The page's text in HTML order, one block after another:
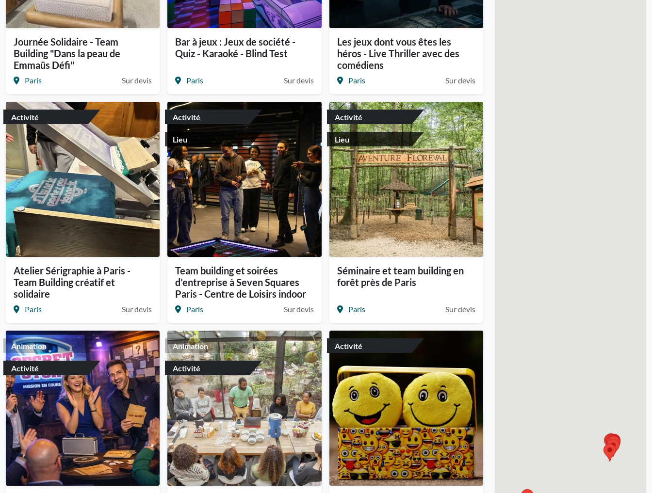
Journée Solidaire - Team
Building "Dans la peau de
Emmaüs Défi"
Paris Sur devis
Bar à jeux : Jeux de société -
Quiz - Karaoké - Blind Test
Paris Sur devis
Les jeux dont vous êtes les
héros - Live Thriller avec des
comédiens
Paris Sur devis
Activité
Atelier Sérigraphie à Paris -
Team Building créatif et
solidaire
Paris Sur devis
Activité
Lieu
Team building et soirées
d’entreprise à Seven Squares
Paris - Centre de Loisirs indoor
Paris Sur devis
Activité
Lieu
Séminaire et team building en
forêt près de Paris
Paris Sur devis
Animation
Activité
Animation
Activité
Activité